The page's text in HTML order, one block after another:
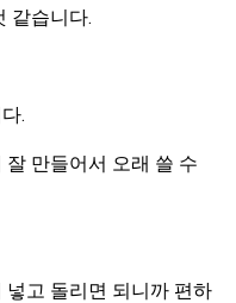
같습니다.
.
만들어서 오래 쓸 수
고 돌리면 되니까 편하